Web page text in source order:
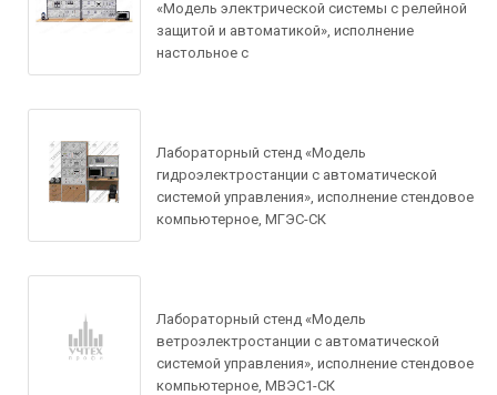
«Модель электрической системы с релейной
защитой и автоматикой», исполнение
настольное с
Лабораторный стенд «Модель
гидроэлектростанции с автоматической
системой управления», исполнение стендовое
компьютерное, МГЭС-СК
Лабораторный стенд «Модель
ветроэлектростанции с автоматической
системой управления», исполнение стендовое
компьютерное, МВЭС1-СК
Запросить цену
Ваше имя*
Задать вопрос по
товару
Ваше имя*
Рассчитать доставку
Ваш e-mail*